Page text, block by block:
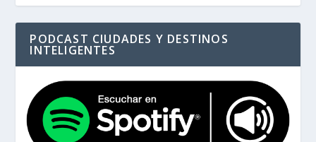
PODCAST CIUDADES Y DESTINOS
INTELIGENTES